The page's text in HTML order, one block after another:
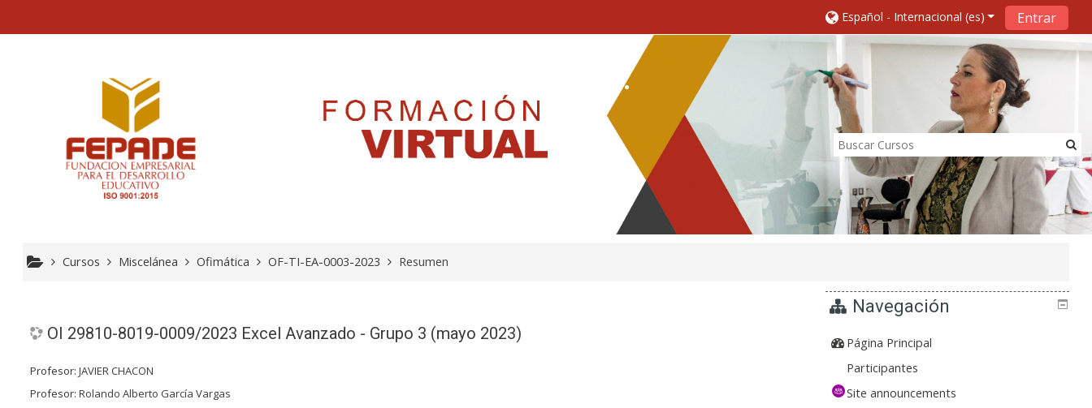
Español - Internacional ‎(es)‎ Entrar
OI 29810-8019-0009/2 ...
Cursos Miscelánea Ofimática OF-TI-EA-0003-2023 Resumen
OI 29810-8019-0009/2023 Excel Avanzado - Grupo 3 (mayo 2023)
Profesor:JAVIER CHACON
Profesor:Rolando Alberto García Vargas
Navegación
Página Principal
Participantes
Site announcements